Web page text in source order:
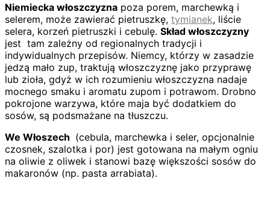
Niemiecka włoszczyzna poza porem, marchewką i
selerem, może zawierać pietruszkę, tymianek, liście
selera, korzeń pietruszki i cebulę. Skład włoszczyzny
jest tam zależny od regionalnych tradycji i
indywidualnych przepisów. Niemcy, którzy w zasadzie
jedzą mało zup, traktują włoszczyznę jako przyprawę
lub zioła, gdyż w ich rozumieniu włoszczyzna nadaje
mocnego smaku i aromatu zupom i potrawom. Drobno
pokrojone warzywa, które maja być dodatkiem do
sosów, są podsmażane na tłuszczu.
We Włoszech (cebula, marchewka i seler, opcjonalnie
czosnek, szalotka i por) jest gotowana na małym ogniu
na oliwie z oliwek i stanowi bazę większości sosów do
makaronów (np. pasta arrabiata).